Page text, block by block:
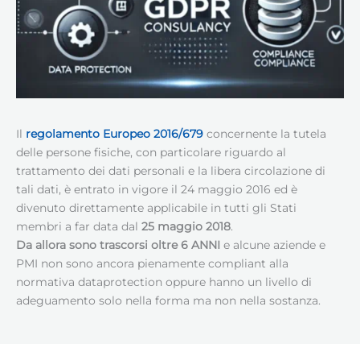
Il regolamento Europeo 2016/679 concernente la tutela
delle persone fisiche, con particolare riguardo al
trattamento dei dati personali e la libera circolazione di
tali dati, è entrato in vigore il 24 maggio 2016 ed è
divenuto direttamente applicabile in tutti gli Stati
membri a far data dal 25 maggio 2018.
Da allora sono trascorsi oltre 6 ANNI e alcune aziende e
PMI non sono ancora pienamente compliant alla
normativa dataprotection oppure hanno un livello di
adeguamento solo nella forma ma non nella sostanza.